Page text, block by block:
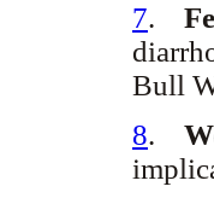
7.
Bull
8.